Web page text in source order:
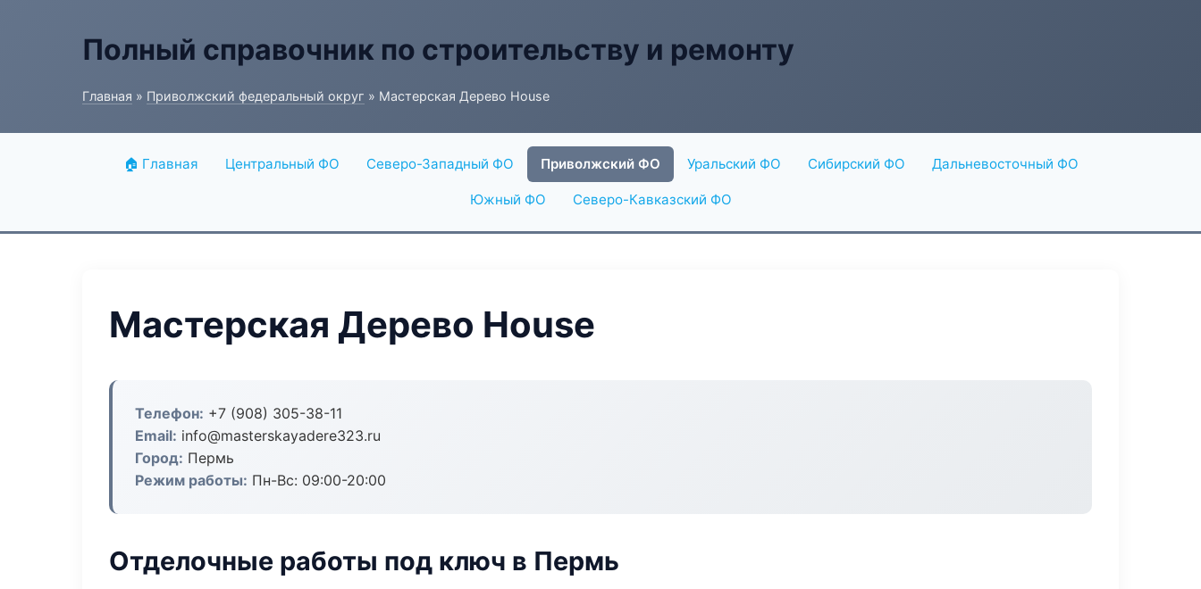
Полный справочник по строительству и ремонту
Главная » Приволжский федеральный округ » Мастерская Дерево House
🏠 Главная Центральный ФО Северо-Западный ФО Приволжский ФО Уральский ФО Сибирский ФО Дальневосточный ФО
Южный ФО Северо-Кавказский ФО
Мастерская Дерево House
Телефон: +7 (908) 305-38-11
Email: info@masterskayadere323.ru
Город: Пермь
Режим работы: Пн-Вс: 09:00-20:00
Отделочные работы под ключ в Пермь